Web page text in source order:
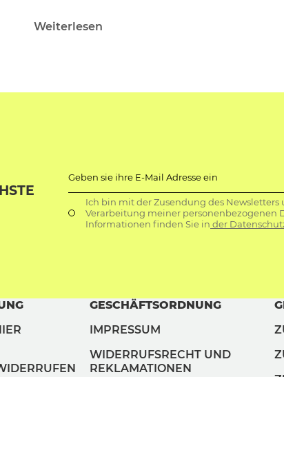
Weiterlesen
Geben sie ihre E-Mail Adresse ein
Ich bin mit der Zusendung des
Verarbeitung meiner personenbezogenen
Informationen finden Sie in der
GESCHÄFTSORDNUNG
IMPRESSUM
WIDERRUFSRECHT UND
REKLAMATIONEN